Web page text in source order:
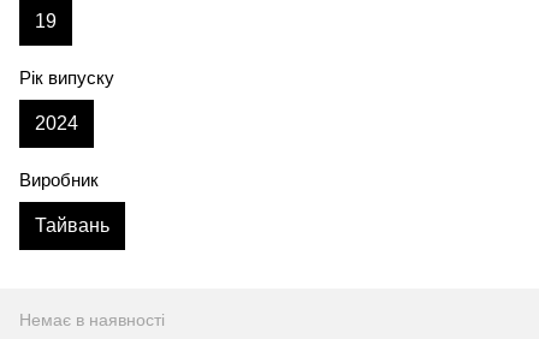
19
Рік випуску
2024
Виробник
Тайвань
Немає в наявності